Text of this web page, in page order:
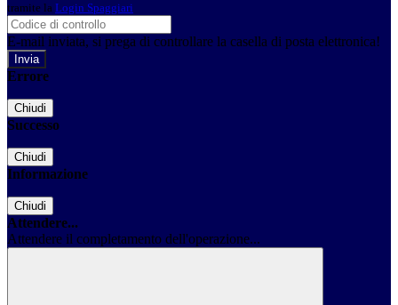
tramite la Login Spaggiari
E-mail inviata, si prega di controllare la casella di posta elettronica!
Errore
Chiudi
Successo
Chiudi
Informazione
Chiudi
Attendere...
Attendere il completamento dell'operazione...